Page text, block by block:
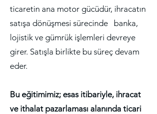
ticaretin ana motor gücüdür, ihracatın
satışa dönüşmesi sürecinde banka,
lojistik ve gümrük işlemleri devreye
girer. Satışla birlikte bu süreç devam
eder.
Bu eğitimimiz; esas itibariyle, ihracat
ve ithalat pazarlaması alanında ticari